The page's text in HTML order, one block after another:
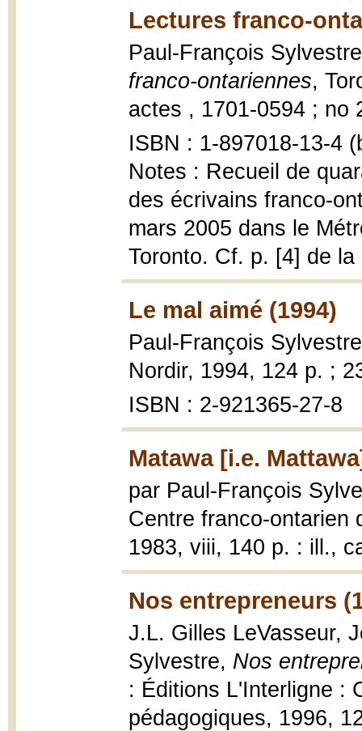
Lectures franco-
Paul-François
franco-ontariennes,
actes , 1701-0594 ; no
ISBN : 1-897018-13-4
Notes : Recueil de
des écrivains franco-
mars 2005 dans le
Toronto. Cf. p. [4] de la
Le mal aimé (1994)
Paul-François
Nordir, 1994, 124 p. ;
ISBN : 2-921365-27-8
Matawa [i.e.
par Paul-François
Centre franco-ontarien
1983, viii, 140 p. : ill.,
Nos entrepreneurs
J.L. Gilles LeVasseur,
Sylvestre, Nos
: Éditions L'Interligne :
pédagogiques, 1996,